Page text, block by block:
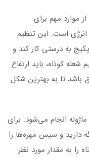
موارد مهم برای
است. این تنظیم
به درستی کار کند و
کوتاه، باید ارتفاع
تا به بهترین شکل
انجام می‌شود. برای
دارید و سپس مهره‌ها را
را به مقدار مورد نظر